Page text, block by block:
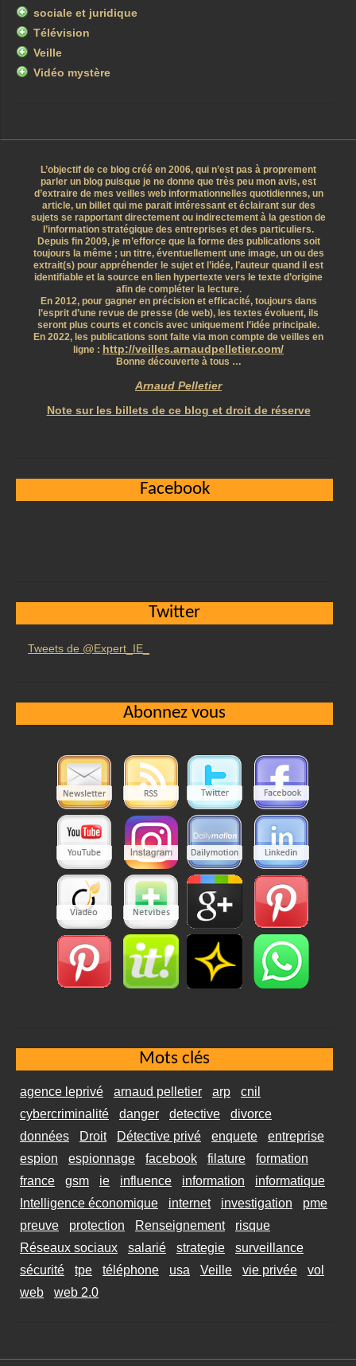
sociale et juridique
Télévision
Veille
Vidéo mystère
L’objectif de ce blog créé en 2006, qui n’est pas à proprement
parler un blog puisque je ne donne que très peu mon avis, est
d’extraire de mes veilles web informationnelles quotidiennes, un
article, un billet qui me parait intéressant et éclairant sur des
sujets se rapportant directement ou indirectement à la gestion de
l’information stratégique des entreprises et des particuliers.
Depuis fin 2009, je m’efforce que la forme des publications soit
toujours la même ; un titre, éventuellement une image, un ou des
extrait(s) pour appréhender le sujet et l’idée, l’auteur quand il est
identifiable et la source en lien hypertexte vers le texte d’origine
afin de compléter la lecture.
En 2012, pour gagner en précision et efficacité, toujours dans
l’esprit d’une revue de presse (de web), les textes évoluent, ils
seront plus courts et concis avec uniquement l’idée principale.
En 2022, les publications sont faite via mon compte de veilles en
ligne : http://veilles.arnaudpelletier.com/
Bonne découverte à tous …
Arnaud Pelletier
Note sur les billets de ce blog et droit de réserve
Facebook
Twitter
Tweets de @Expert_IE_
Abonnez vous
Mots clés
agence leprivé arnaud pelletier arp
cnil
cybercriminalité
danger detective
divorce
données
Droit Détective privé enquete
entreprise
espion
espionnage facebook filature
formation
france
gsm ie influence information
informatique
Intelligence économique
internet investigation
pme
preuve
protection Renseignement
risque
Réseaux sociaux
salarié strategie
surveillance
sécurité
tpe téléphone usa Veille vie privée
vol
web
web 2.0